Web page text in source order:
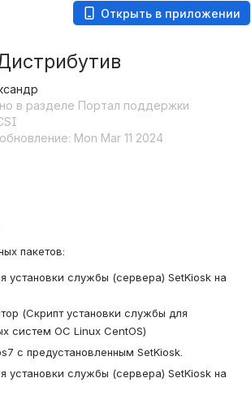
Открыть в приложении
в разделе Портал поддержки
Mon Mar 11 2024
пакетов:
установки службы (сервера) SetKiosk на
(Скрипт установки службы для
систем ОС Linux CentOS)
с предустановленным SetKiosk.
установки службы (сервера) SetKiosk на